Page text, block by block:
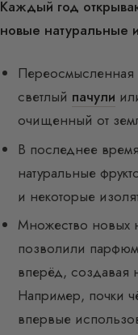
Каждый год
новые натуральные
светлый пачули
очищенный от
В последнее
натуральные
и некоторые
Множество новых
позволили
вперёд, создавая
Например, почки
впервые